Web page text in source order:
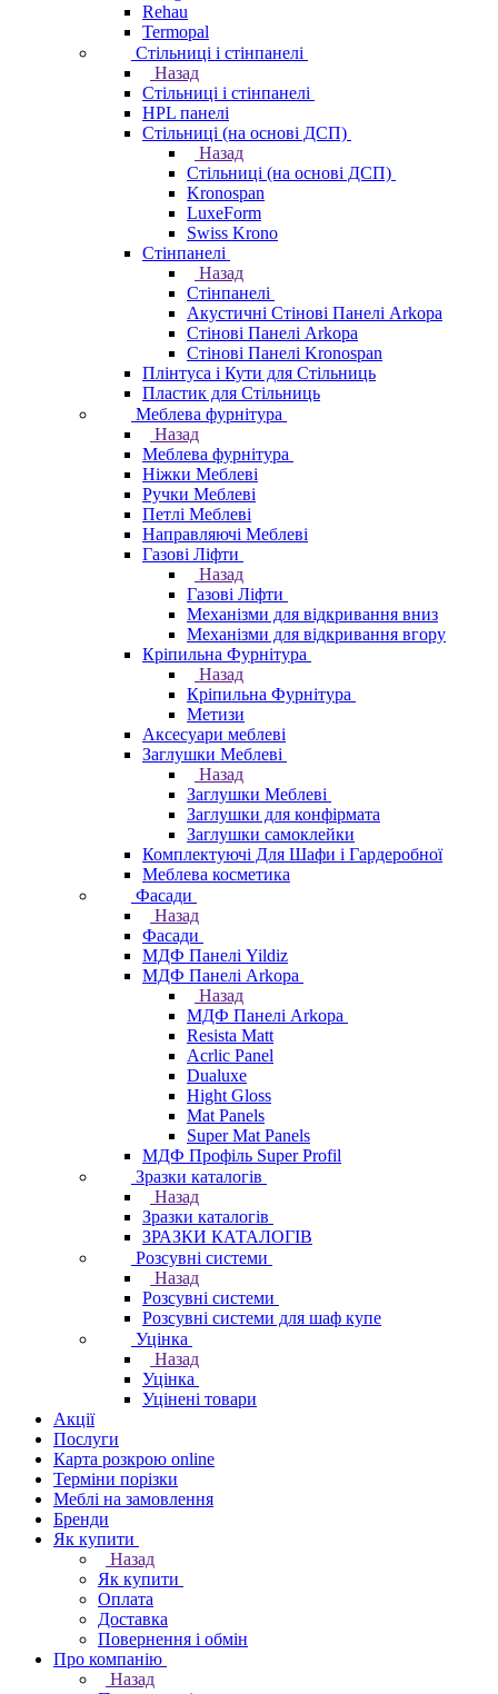
Rehau
Termopal
Стільниці і стінпанелі
Назад
Стільниці і стінпанелі
HPL панелі
Стільниці (на основі ДСП)
Назад
Стільниці (на основі ДСП)
Kronospan
LuxeForm
Swiss Krono
Стінпанелі
Назад
Стінпанелі
Акустичні Стінові Панелі Аrkopa
Стінові Панелі Arkopa
Стінові Панелі Kronospan
Плінтуса і Кути для Стільниць
Пластик для Стільниць
Меблева фурнітура
Назад
Меблева фурнітура
Ніжки Меблеві
Ручки Меблеві
Петлі Меблеві
Направляючі Меблеві
Газові Ліфти
Назад
Газові Ліфти
Механізми для відкривання вниз
Механізми для відкривання вгору
Кріпильна Фурнітура
Назад
Кріпильна Фурнітура
Метизи
Аксесуари меблеві
Заглушки Меблеві
Назад
Заглушки Меблеві
Заглушки для конфірмата
Заглушки самоклейки
Комплектуючі Для Шафи і Гардеробної
Меблева косметика
Фасади
Назад
Фасади
МДФ Панелі Yildiz
МДФ Панелі Arkopa
Назад
МДФ Панелі Arkopa
Resista Matt
Acrlic Panel
Dualuxe
Hight Gloss
Mat Panels
Super Mat Panels
МДФ Профіль Super Profil
Зразки каталогів
Назад
Зразки каталогів
ЗРАЗКИ КАТАЛОГІВ
Розсувні системи
Назад
Розсувні системи
Розсувні системи для шаф купе
Уцінка
Назад
Уцінка
Уцінені товари
Акції
Послуги
Карта розкрою online
Терміни порізки
Меблі на замовлення
Бренди
Як купити
Назад
Як купити
Оплата
Доставка
Повернення і обмін
Про компанію
Назад